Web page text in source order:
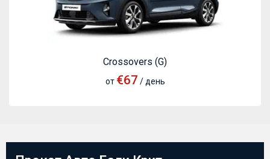
Crossovers (G)
от €67 / день